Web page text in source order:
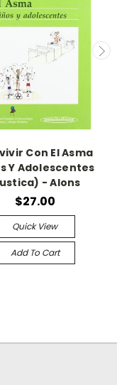
Con El Asma
Y Adolescentes
- Alons
$27.00
Quick View
Add To Cart